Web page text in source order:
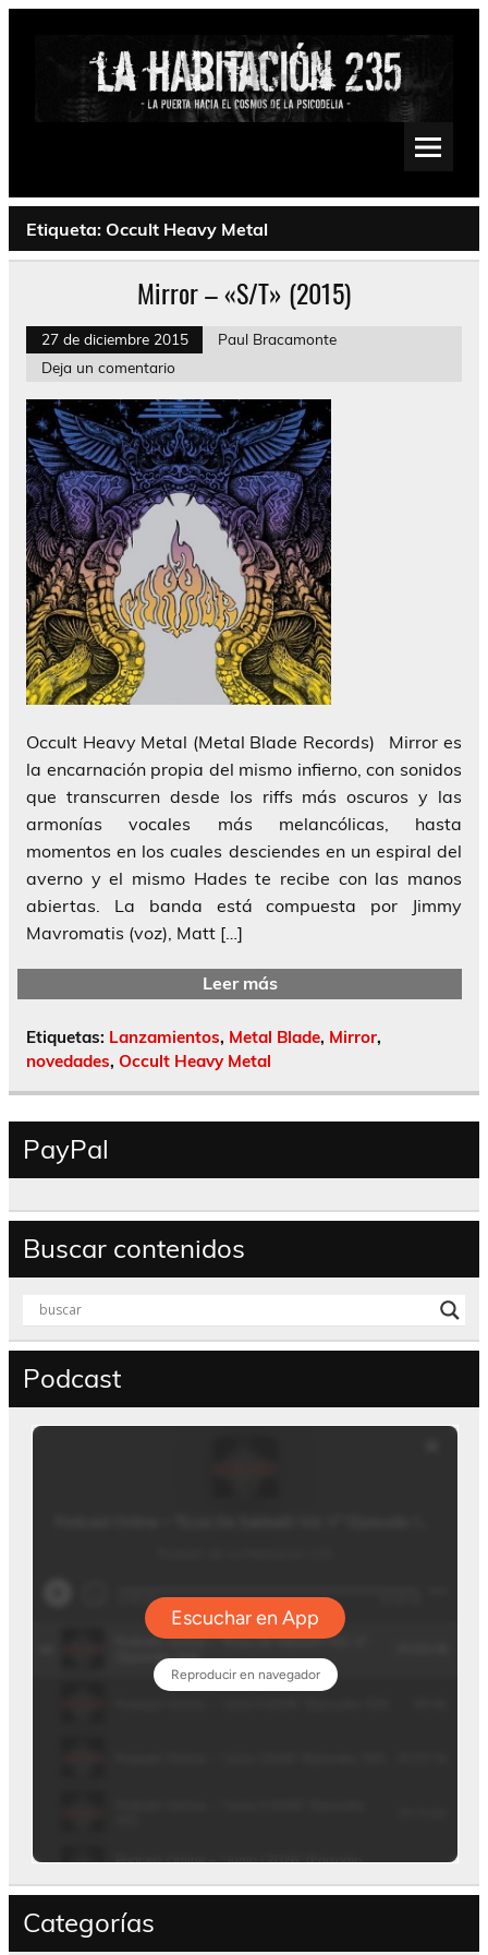
Saltar
Psychedelic, Stoner, Doom, Sludge, Fuzz, Space, Drone
Etiqueta: Occult Heavy Metal
Mirror – «S/T» (2015)
27 de diciembre 2015
Paul Bracamonte
Deja un comentario
Occult Heavy Metal (Metal Blade Records) Mirror es
la encarnación propia del mismo infierno, con sonidos
que transcurren desde los riffs más oscuros y las
armonías vocales más melancólicas, hasta
momentos en los cuales desciendes en un espiral del
averno y el mismo Hades te recibe con las manos
abiertas. La banda está compuesta por Jimmy
Mavromatis (voz), Matt […]
Leer más
Etiquetas: Lanzamientos, Metal Blade, Mirror,
novedades, Occult Heavy Metal
PayPal
Buscar contenidos
Podcast
Categorías